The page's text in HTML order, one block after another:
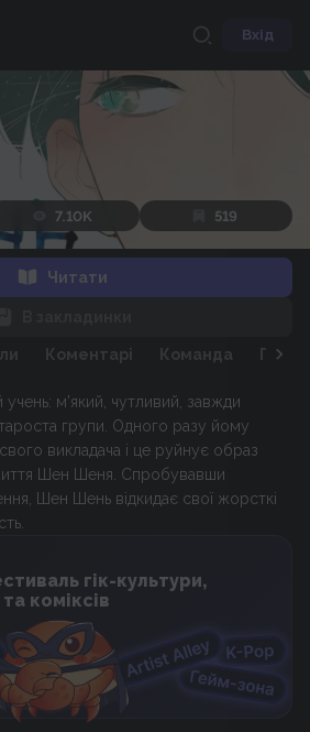
Вхід
7.10K 519
Читати
Коментарі Команда
м’який, чутливий, завжди
групи. Одного разу йому
викладача і це руйнує образ
Шен Шеня. Спробувавши
Шен Шень відкидає свої жорсткі
гік-культури,
коміксів